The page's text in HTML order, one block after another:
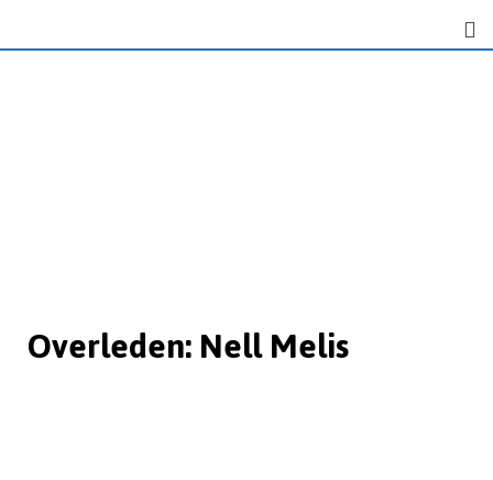
Overleden: Nell Melis